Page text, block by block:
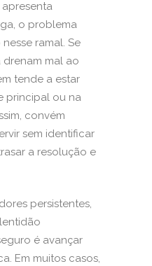
apresenta
o problema
ramal. Se
mal ao
tende a estar
principal ou na
convém
sem identificar
a resolução e
persistentes,
é avançar
. Em muitos casos,